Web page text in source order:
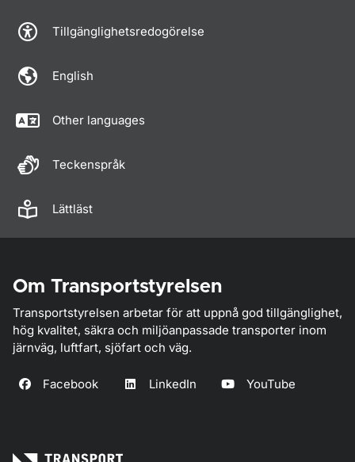
Tillgänglighetsredogörelse
English
Other languages
Teckenspråk
Lättläst
Om Transportstyrelsen
Transportstyrelsen arbetar för att uppnå god tillgänglighet,
hög kvalitet, säkra och miljöanpassade transporter inom
järnväg, luftfart, sjöfart och väg.
Facebook LinkedIn YouTube